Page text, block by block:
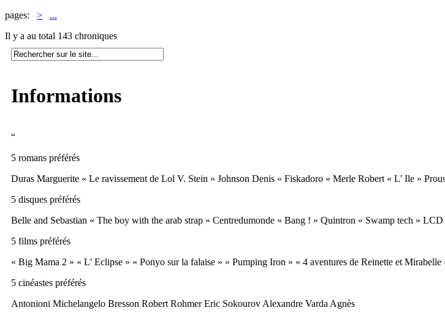
pages: >
...
Il y a au total 143 chroniques
Informations
“
5 romans préférés
Duras Marguerite « Le ravissement de Lol V. Stein » Johnson Denis « Fiskadoro » Merle Robert « L’ Ile »
5 disques préférés
Belle and Sebastian « The boy with the arab strap » Centredumonde « Bang ! » Quintron « Swamp tech »
5 films préférés
« Big Mama 2 » « L’ Eclipse » « Ponyo sur la falaise » « Pumping Iron » « 4 aventures de Reinette et Mirabelle
5 cinéastes préférés
Antonioni Michelangelo Bresson Robert Rohmer Eric Sokourov Alexandre Varda Agnès